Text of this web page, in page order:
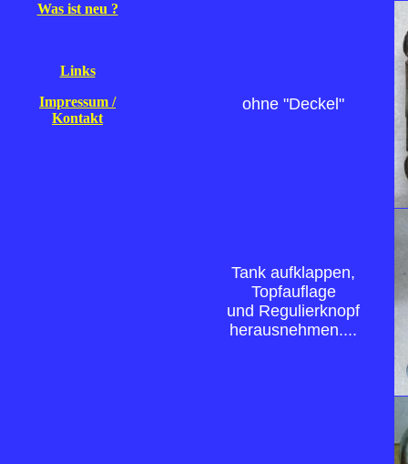
Was ist neu ?
Links
Impressum /
Kontakt
ohne "Deckel"
Tank aufklappen,
Topfauflage
und Regulierknopf
herausnehmen....